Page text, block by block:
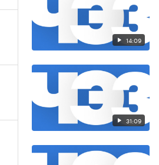
14:09
31:09